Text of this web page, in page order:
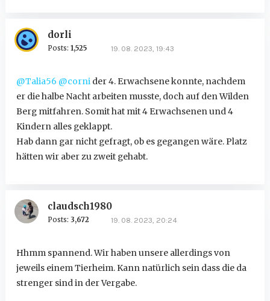
dorli
Posts: 1,525 19. 08. 2023, 19:43
@Talia56 @cornider 4. Erwachsene konnte, nachdem
er die halbe Nacht arbeiten musste, doch auf den Wilden
Berg mitfahren. Somit hat mit 4 Erwachsenen und 4
Kindern alles geklappt.
Hab dann gar nicht gefragt, ob es gegangen wäre. Platz
hätten wir aber zu zweit gehabt.
claudsch1980
Posts: 3,672 19. 08. 2023, 20:24
Hhmm spannend. Wir haben unsere allerdings von
jeweils einem Tierheim. Kann natürlich sein dass die da
strenger sind in der Vergabe.